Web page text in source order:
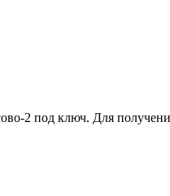
2 под ключ. Для